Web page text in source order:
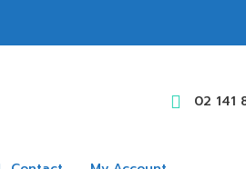
02 141